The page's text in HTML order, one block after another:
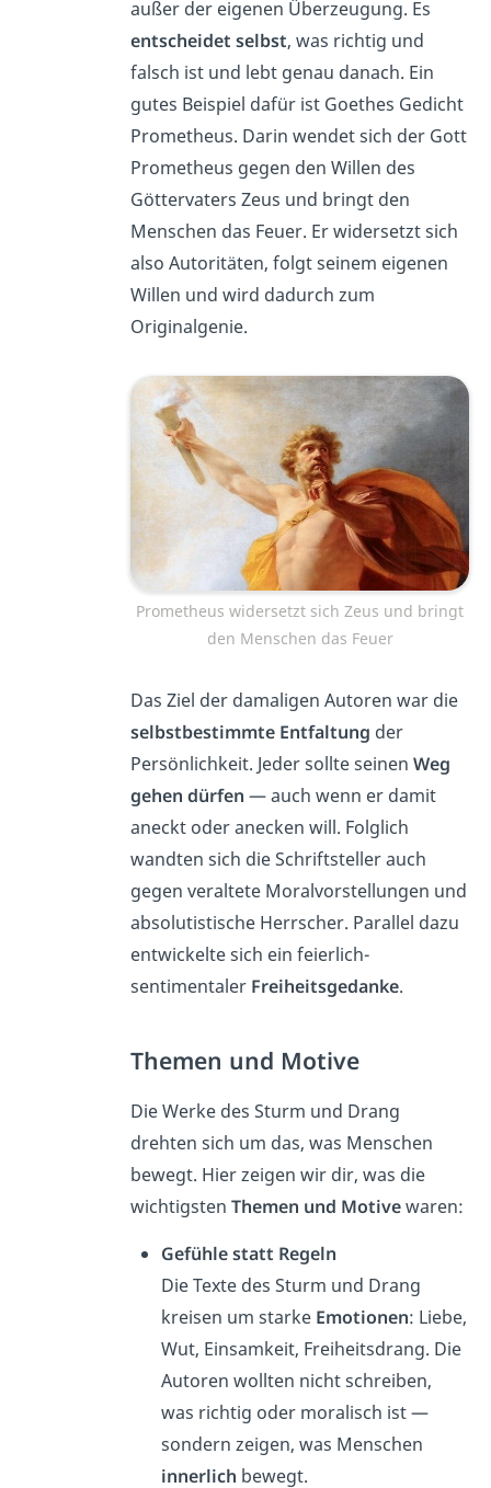
außer der eigenen Überzeugung. Es
entscheidet selbst, was richtig und
falsch ist und lebt genau danach. Ein
gutes Beispiel dafür ist Goethes Gedicht
Prometheus. Darin wendet sich der Gott
Prometheus gegen den Willen des
Göttervaters Zeus und bringt den
Menschen das Feuer. Er widersetzt sich
also Autoritäten, folgt seinem eigenen
Willen und wird dadurch zum
Originalgenie.
Prometheus widersetzt sich Zeus und bringt
den Menschen das Feuer
Das Ziel der damaligen Autoren war die
selbstbestimmte Entfaltung der
Persönlichkeit. Jeder sollte seinenWeg
gehen dürfen — auch wenn er damit
aneckt oder anecken will. Folglich
wandten sich die Schriftsteller auch
gegen veraltete Moralvorstellungen und
absolutistische Herrscher. Parallel dazu
entwickelte sich ein feierlich-
sentimentaler Freiheitsgedanke.
Themen und Motive
Die Werke des Sturm und Drang
drehten sich um das, was Menschen
bewegt. Hier zeigen wir dir, was die
wichtigstenThemen und Motivewaren:
Gefühle statt Regeln
Die Texte des Sturm und Drang
kreisen um starke Emotionen: Liebe,
Wut, Einsamkeit, Freiheitsdrang. Die
Autoren wollten nicht schreiben,
was richtig oder moralisch ist —
sondern zeigen, was Menschen
innerlich bewegt.